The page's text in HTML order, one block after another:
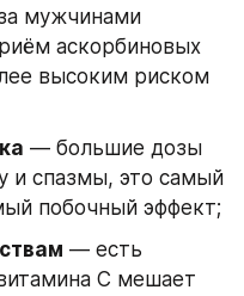
мужчинами
аскорбиновых
высоким риском
— большие дозы
и спазмы, это самый
побочный эффект;
— есть
C мешает